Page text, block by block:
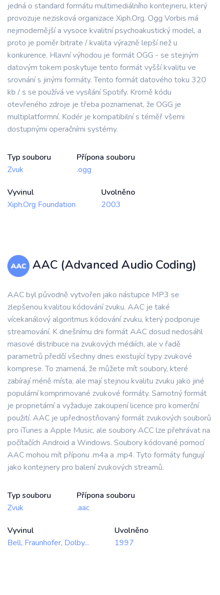
jedná o standard formátu multimediálního kontejneru, který
provozuje nezisková organizace Xiph.Org. Ogg Vorbis má
nejmodernější a vysoce kvalitní psychoakustický model, a
proto je poměr bitrate / kvalita výrazně lepší než u
konkurence. Hlavní výhodou je formát OGG - se stejným
datovým tokem poskytuje tento formát vyšší kvalitu ve
srovnání s jinými formáty. Tento formát datového toku 320
kb / s se používá ve vysílání Spotify. Kromě kódu
otevřeného zdroje je třeba poznamenat, že OGG je
multiplatformní. Kodér je kompatibilní s téměř všemi
dostupnými operačními systémy.
Typ souboru
Zvuk
Přípona souboru
.ogg
Vyvinul
Xiph.Org Foundation
Uvolněno
2003
AAC (Advanced Audio Coding)
AAC byl původně vytvořen jako nástupce MP3 se
zlepšenou kvalitou kódování zvuku. AAC je také
vícekanálový algoritmus kódování zvuku, který podporuje
streamování. K dnešnímu dni formát AAC dosud nedosáhl
masové distribuce na zvukových médiích, ale v řadě
parametrů předčí všechny dnes existující typy zvukové
komprese. To znamená, že můžete mít soubory, které
zabírají méně místa, ale mají stejnou kvalitu zvuku jako jiné
populární komprimované zvukové formáty. Samotný formát
je proprietární a vyžaduje zakoupení licence pro komerční
použití. AAC je upřednostňovaný formát zvukových souborů
pro iTunes a Apple Music, ale soubory ACC lze přehrávat na
počítačích Android a Windows. Soubory kódované pomocí
AAC mohou mít příponu .m4a a .mp4. Tyto formáty fungují
jako kontejnery pro balení zvukových streamů.
Typ souboru
Zvuk
Přípona souboru
.aac
Vyvinul
Bell, Fraunhofer, Dolby...
Uvolněno
1997